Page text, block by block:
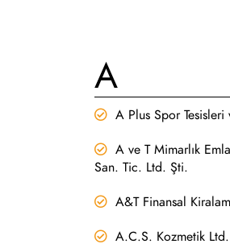
A
A Plus Spor
A ve T Mimarlık
San. Tic. Ltd. Şti.
A&T Finansal
A.C.S. Kozmetik